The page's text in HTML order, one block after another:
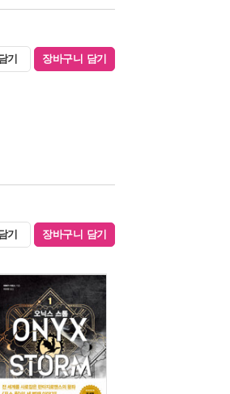
기 장바구니 담기
기 장바구니 담기